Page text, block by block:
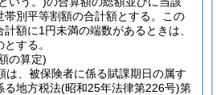
別平等割額の合計額とする。
この
額に1円未満の端数があるときは、
する。
の算定)
は、被保険者に係る賦課期日の属す
る地方税法(昭和25年法律第226号)第